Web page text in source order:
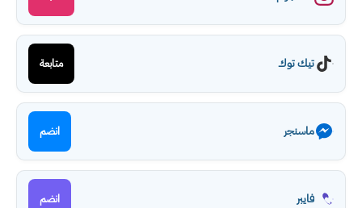
تيك توك متابعة
ماسنجر انضم
فايبر انضم